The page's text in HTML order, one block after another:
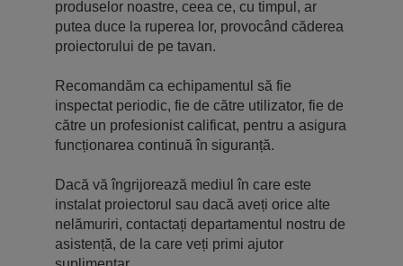
produselor noastre, ceea ce, cu timpul, ar
putea duce la ruperea lor, provocând căderea
proiectorului de pe tavan.
Recomandăm ca echipamentul să fie
inspectat periodic, fie de către utilizator, fie de
către un profesionist calificat, pentru a asigura
funcționarea continuă în siguranță.
Dacă vă îngrijorează mediul în care este
instalat proiectorul sau dacă aveți orice alte
nelămuriri, contactați departamentul nostru de
asistență, de la care veți primi ajutor